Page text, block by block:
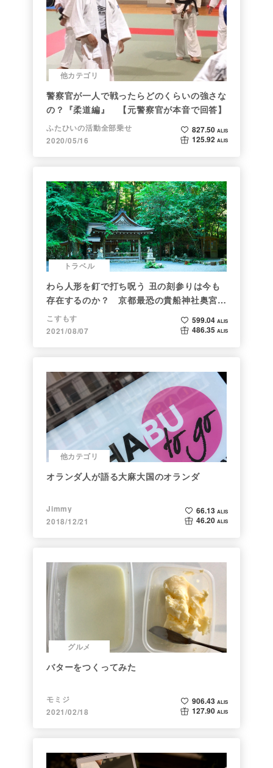
他カテゴリ
警察官が一人で戦ったらどのくらいの強さな
の？『柔道編』 【元警察官が本音で回答】
ふたひいの活動全部乗せ
2020/05/16
827.50 ALIS
125.92 ALIS
トラベル
わら人形を釘で打ち呪う 丑の刻参りは今も
存在するのか？ 京都最恐の貴船神社奥宮を
調べた
こすもす
2021/08/07
599.04 ALIS
486.35 ALIS
他カテゴリ
オランダ人が語る大麻大国のオランダ
Jimmy
2018/12/21
66.13 ALIS
46.20 ALIS
グルメ
バターをつくってみた
モミジ
2021/02/18
906.43 ALIS
127.90 ALIS